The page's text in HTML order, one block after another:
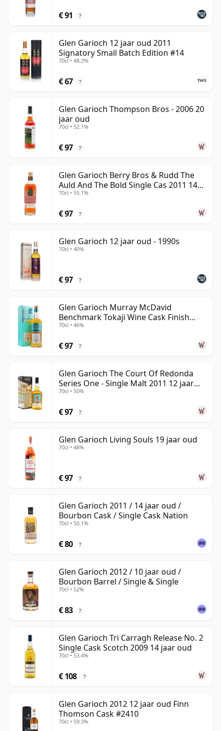
€ 91 ?
Glen Garioch 12 jaar oud 2011
Signatory Small Batch Edition #14
70cl • 48.2%
€ 67 ?
Glen Garioch Thompson Bros - 2006 20
jaar oud
70cl • 52.1%
€ 97 ?
Glen Garioch Berry Bros & Rudd The
Auld And The Bold Single Cas 2011 14
jaar oud
70cl • 55.1%
€ 97 ?
Glen Garioch 12 jaar oud - 1990s
70cl • 40%
€ 97 ?
Glen Garioch Murray McDavid
Benchmark Tokaji Wine Cask Finish
2010 11 jaar oud
70cl • 46%
€ 97 ?
Glen Garioch The Court Of Redonda
Series One - Single Malt 2011 12 jaar
oud
70cl • 50%
€ 97 ?
Glen Garioch Living Souls 19 jaar oud
70cl • 48%
€ 97 ?
Glen Garioch 2011 / 14 jaar oud /
Bourbon Cask / Single Cask Nation
70cl • 50.1%
€ 80 ?
Glen Garioch 2012 / 10 jaar oud /
Bourbon Barrel / Single & Single
70cl • 52%
€ 83 ?
Glen Garioch Tri Carragh Release No. 2
Single Cask Scotch 2009 14 jaar oud
70cl • 53.4%
€ 108 ?
Glen Garioch 2012 12 jaar oud Finn
Thomson Cask #2410
70cl • 59.3%